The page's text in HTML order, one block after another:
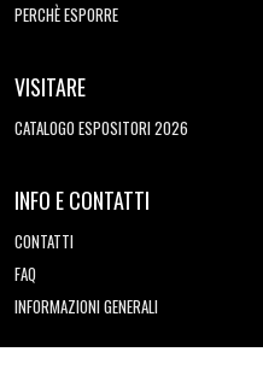
PERCHÈ ESPORRE
VISITARE
CATALOGO ESPOSITORI 2026
INFO E CONTATTI
CONTATTI
FAQ
INFORMAZIONI GENERALI